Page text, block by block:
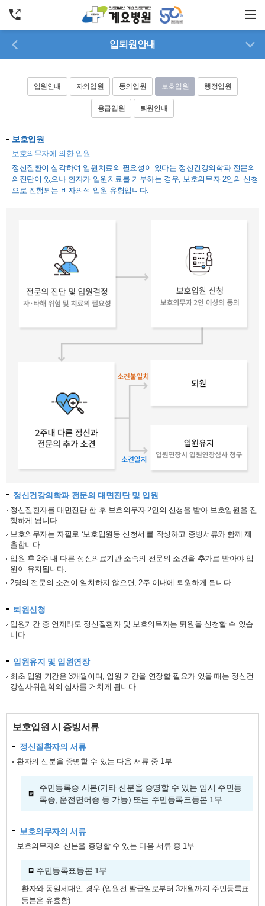
입퇴원 안내
입원안내 자의입원 동의입원 보호입원 행정입원
응급입원 퇴원안내
보호입원
보호의무자에 의한 입원
정신질환이 심각하여 입원치료의 필요성이 있다는 정신건강의학과 전문의
의진단이 있으나 환자가 입원치료를 거부하는 경우, 보호의무자 2인의 신청
으로 진행되는 비자의적 입원 유형입니다.
정신건강의학과 전문의 대면진단 및 입원
정신질환자를 대면진단 한 후 보호의무자 2인의 신청을 받아 보호입원을 진
행하게 됩니다.
보호의무자는 자필로 ‘보호입원등 신청서’를 작성하고 증빙서류와 함께 제
출합니다.
입원 후 2주 내 다른 정신의료기관 소속의 전문의 소견을 추가로 받아야 입
원이 유지됩니다.
2명의 전문의 소견이 일치하지 않으면, 2주 이내에 퇴원하게 됩니다.
퇴원신청
입원기간 중 언제라도 정신질환자 및 보호의무자는 퇴원을 신청할 수 있습
니다.
입원유지 및 입원연장
최초 입원 기간은 3개월이며, 입원 기간을 연장할 필요가 있을 때는 정신건
강심사위원회의 심사를 거치게 됩니다.
보호입원 시 증빙서류
정신질환자의 서류
환자의 신분을 증명할 수 있는 다음 서류 중 1부
주민등록증 사본(기타 신분을 증명할 수 있는 임시 주민등
록증, 운전면허증 등 가능) 또는 주민등록표등본 1부
보호의무자의 서류
보호의무자의 신분을 증명할 수 있는 다음 서류 중 1부
주민등록표등본 1부
환자와 동일세대인 경우 (입원전 발급일로부터 3개월까지 주민등록표
등본은 유효함)